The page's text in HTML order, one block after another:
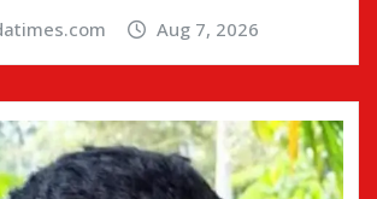
Aug 7, 2026